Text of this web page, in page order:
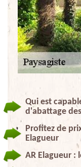
Qui est
d'abattage
Profitez de
Elagueur
AR Elagueur :